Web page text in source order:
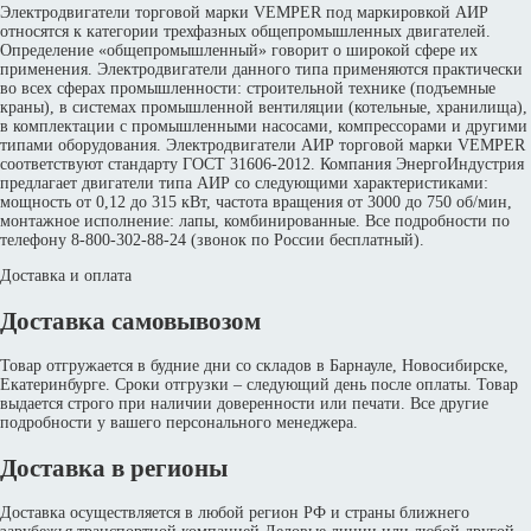
Электродвигатели торговой марки VEMPER под маркировкой АИР
относятся к категории трехфазных общепромышленных двигателей.
Определение «общепромышленный» говорит о широкой сфере их
применения. Электродвигатели данного типа применяются практически
во всех сферах промышленности: строительной технике (подъемные
краны), в системах промышленной вентиляции (котельные, хранилища),
в комплектации с промышленными насосами, компрессорами и другими
типами оборудования. Электродвигатели АИР торговой марки VEMPER
соответствуют стандарту ГОСТ 31606-2012. Компания ЭнергоИндустрия
предлагает двигатели типа АИР со следующими характеристиками:
мощность от 0,12 до 315 кВт, частота вращения от 3000 до 750 об/мин,
монтажное исполнение: лапы, комбинированные. Все подробности по
телефону 8-800-302-88-24 (звонок по России бесплатный).
Доставка и оплата
Доставка самовывозом
Товар отгружается в будние дни со складов в Барнауле, Новосибирске,
Екатеринбурге. Сроки отгрузки – следующий день после оплаты. Товар
выдается строго при наличии доверенности или печати. Все другие
подробности у вашего персонального менеджера.
Доставка в регионы
Доставка осуществляется в любой регион РФ и страны ближнего